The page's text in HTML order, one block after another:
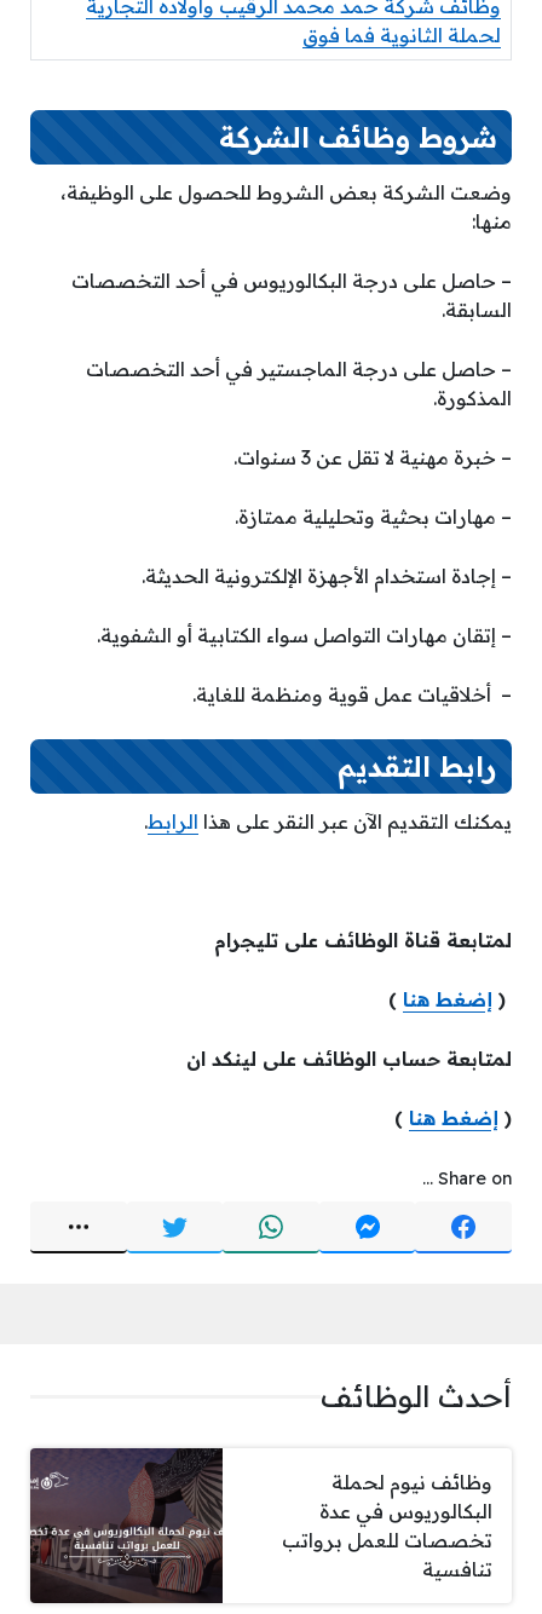
وظائف شركة حمد محمد الرقيب وأولاده التجارية
لحملة الثانوية فما فوق
شروط وظائف الشركة
وضعت الشركة بعض الشروط للحصول على الوظيفة،
منها:
– حاصل على درجة البكالوريوس في أحد التخصصات
السابقة.
– حاصل على درجة الماجستير في أحد التخصصات
المذكورة.
– خبرة مهنية لا تقل عن 3 سنوات.
– مهارات بحثية وتحليلية ممتازة.
– إجادة استخدام الأجهزة الإلكترونية الحديثة.
– إتقان مهارات التواصل سواء الكتابية أو الشفوية.
– أخلاقيات عمل قوية ومنظمة للغاية.
رابط التقديم
يمكنك التقديم الآن عبر النقر على هذا الرابط.
لمتابعة قناة الوظائف على تليجرام
( إضغط هنا )
لمتابعة حساب الوظائف على لينكد ان
( إضغط هنا )
Share on ...
أحدث الوظائف
وظائف نيوم لحملة
البكالوريوس في عدة
تخصصات للعمل برواتب
تنافسية